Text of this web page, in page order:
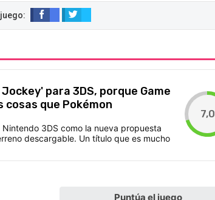
para 3DS, porque Game
cosas que Pokémon
3DS como la nueva propuesta
descargable. Un título que es mucho
7,0
Puntúa el juego